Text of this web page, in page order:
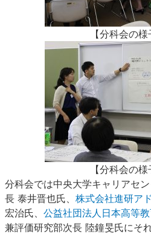
【分科会の
【分科会の
分科会では中央大学キャリアセ
長 泰井晋也氏、 株式会社進研アド
宏治氏、 公益社団法人日本高等
兼評価研究部次長 陸鐘旻氏にそ